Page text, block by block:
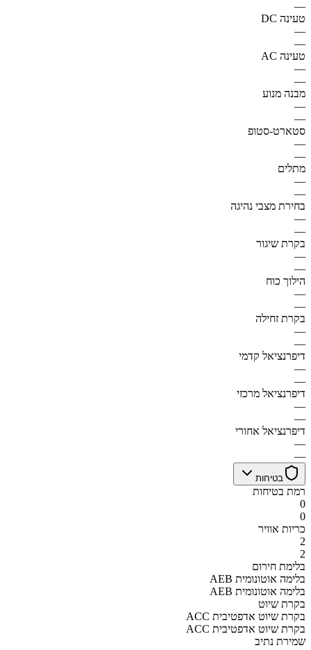
—
טעינה DC
—
—
טעינה AC
—
—
מבנה מנוע
—
—
סטארט-סטופ
—
—
מתלים
—
—
בחירת מצבי נהיגה
—
—
בקרת שיגור
—
—
הילוך כוח
—
—
בקרת זחילה
—
—
דיפרנציאל קדמי
—
—
דיפרנציאל מרכזי
—
—
דיפרנציאל אחורי
—
—
בטיחות
רמת בטיחות
0
0
כריות אוויר
2
2
בלימת חירום
AEB בלימה אוטונומית
AEB בלימה אוטונומית
בקרת שיוט
ACC בקרת שיוט אדפטיבית
ACC בקרת שיוט אדפטיבית
שמירת נתיב